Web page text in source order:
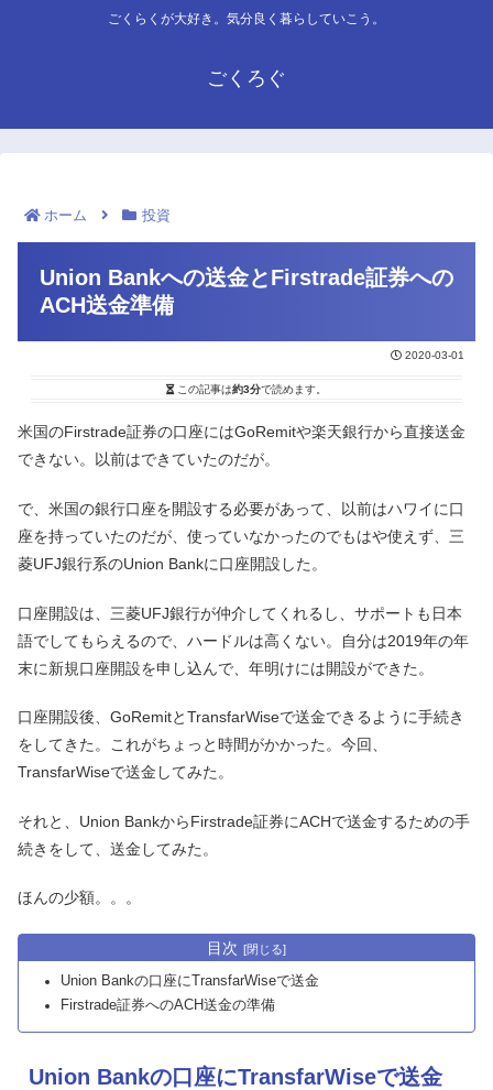
ごくらくが大好き。気分良く暮らしていこう。
ごくろぐ
ホーム 投資
Union Bankへの送金とFirstrade証券への
ACH送金準備
2020-03-01
この記事は約3分で読めます。
米国のFirstrade証券の口座にはGoRemitや楽天銀行から直接送金
できない。以前はできていたのだが。
で、米国の銀行口座を開設する必要があって、以前はハワイに口
座を持っていたのだが、使っていなかったのでもはや使えず、三
菱UFJ銀行系のUnion Bankに口座開設した。
口座開設は、三菱UFJ銀行が仲介してくれるし、サポートも日本
語でしてもらえるので、ハードルは高くない。自分は2019年の年
末に新規口座開設を申し込んで、年明けには開設ができた。
口座開設後、GoRemitとTransfarWiseで送金できるように手続き
をしてきた。これがちょっと時間がかかった。今回、
TransfarWiseで送金してみた。
それと、Union BankからFirstrade証券にACHで送金するための手
続きをして、送金してみた。
ほんの少額。。。
目次
Union Bankの口座にTransfarWiseで送金
Firstrade証券へのACH送金の準備
Union Bankの口座にTransfarWiseで送金